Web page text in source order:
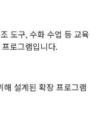
도구, 수화 수업 등 교육
로그램입니다.
해 설계된 확장 프로그램